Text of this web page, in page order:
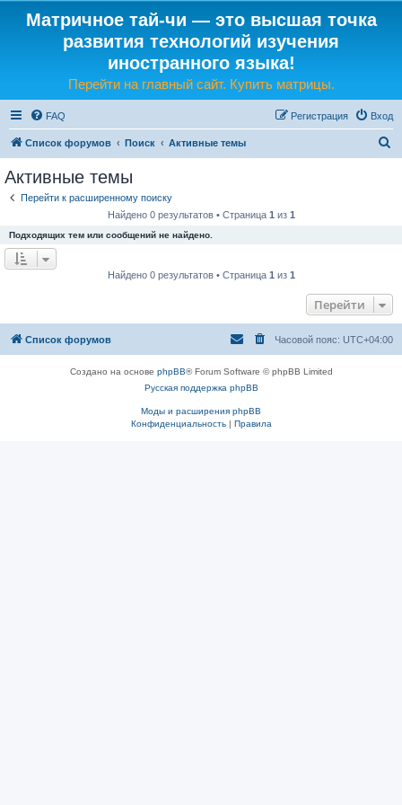
Матричное тай-чи — это высшая точка
развития технологий изучения
иностранного языка!
Перейти на главный сайт. Купить матрицы.
FAQ Вход
Регистрация
Список форумов Поиск Активные темы
Активные темы
Перейти к расширенному поиску
Найдено 0 результатов • Страница 1 из 1
Подходящих тем или сообщений не найдено.
Найдено 0 результатов • Страница 1 из 1
Перейти
Список форумов Часовой пояс: UTC+04:00
Создано на основе phpBB® Forum Software © phpBB Limited
Русская поддержка phpBB
Моды и расширения phpBB
Конфиденциальность| Правила